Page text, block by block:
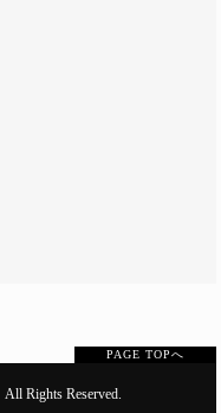
PAGE TOPへ
Rights Reserved.